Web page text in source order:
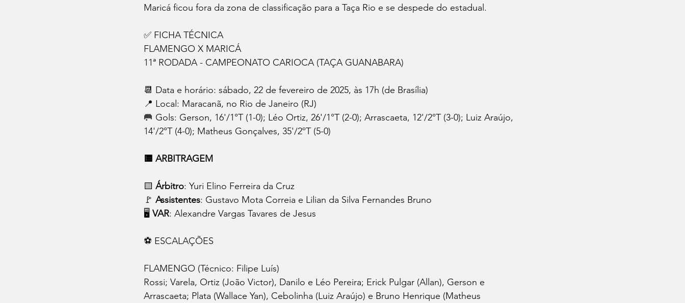
Maricá ficou fora da zona de classificação para a Taça Rio e se despede do estadual.
✅ FICHA TÉCNICA
FLAMENGO X MARICÁ
11ª RODADA - CAMPEONATO CARIOCA (TAÇA GUANABARA)
📆 Data e horário: sábado, 22 de fevereiro de 2025, às 17h (de Brasília)
📍 Local: Maracanã, no Rio de Janeiro (RJ)
🥅 Gols: Gerson, 16'/1°T (1-0); Léo Ortiz, 26'/1°T (2-0); Arrascaeta, 12'/2°T (3-0); Luiz Araújo,
14'/2°T (4-0); Matheus Gonçalves, 35'/2ºT (5-0)
🟨 ARBITRAGEM
🟨 Árbitro: Yuri Elino Ferreira da Cruz
🚩 Assistentes: Gustavo Mota Correia e Lilian da Silva Fernandes Bruno
🖥️ VAR: Alexandre Vargas Tavares de Jesus
⚽ ESCALAÇÕES
FLAMENGO (Técnico: Filipe Luís)
Rossi; Varela, Ortiz (João Victor), Danilo e Léo Pereira; Erick Pulgar (Allan), Gerson e
Arrascaeta; Plata (Wallace Yan), Cebolinha (Luiz Araújo) e Bruno Henrique (Matheus